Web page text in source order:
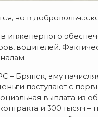
но в
инженерного
водителей.
– Брянск, ему
поступают с
выплата из
и 300 тысяч –